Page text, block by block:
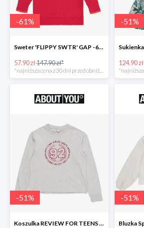
-61%
Sweter 'FLIPPY SWTR' GAP -61%
57.90 zł147.90 zł*
-51%
124.90 zł
-51%
Koszulka REVIEW FOR TEENS -51%
-51%